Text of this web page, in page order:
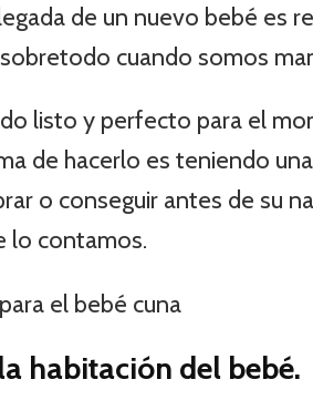
de un nuevo bebé es
cuando somos
listo y perfecto para el
de hacerlo es teniendo
o conseguir antes de su
lo contamos.
habitación del bebé.